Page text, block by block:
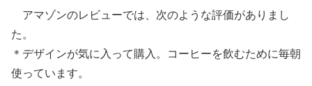
アマゾンのレビューでは、次のような評価がありまし
た。
＊デザインが気に入って購入。コーヒーを飲むために毎朝
使っています。